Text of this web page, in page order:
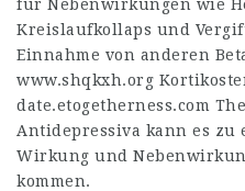
für Nebenwirkungen wie
Kreislaufkollaps und
Einnahme von anderen
www.shqkxh.org
date.etogetherness.com
Antidepressiva kann es zu
Wirkung und
kommen.